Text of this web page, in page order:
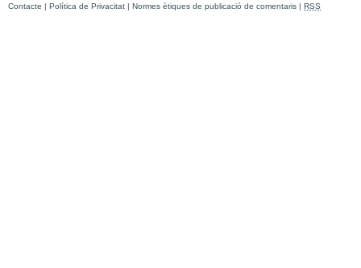
Contacte | Política de Privacitat | Normes ètiques de publicació de comentaris | RSS